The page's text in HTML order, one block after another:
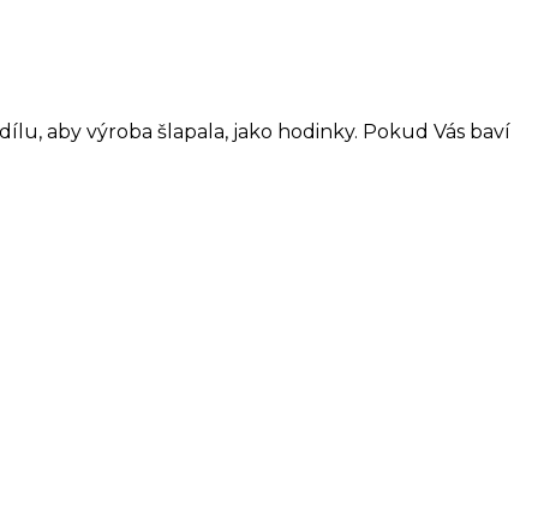
aby výroba šlapala, jako hodinky. Pokud Vás baví